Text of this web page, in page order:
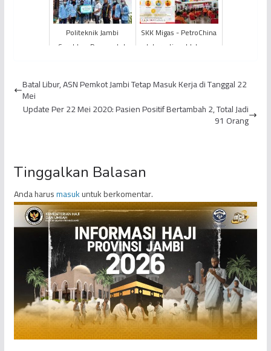
Politeknik Jambi
Serahkan Dana untuk
SKK Migas - PetroChina
International Jabung
ke-...
Batal Libur, ASN Pemkot Jambi Tetap Masuk Kerja di Tanggal 22
Mei
Update Per 22 Mei 2020: Pasien Positif Bertambah 2, Total Jadi
91 Orang
Tinggalkan Balasan
Anda harusmasukuntuk berkomentar.